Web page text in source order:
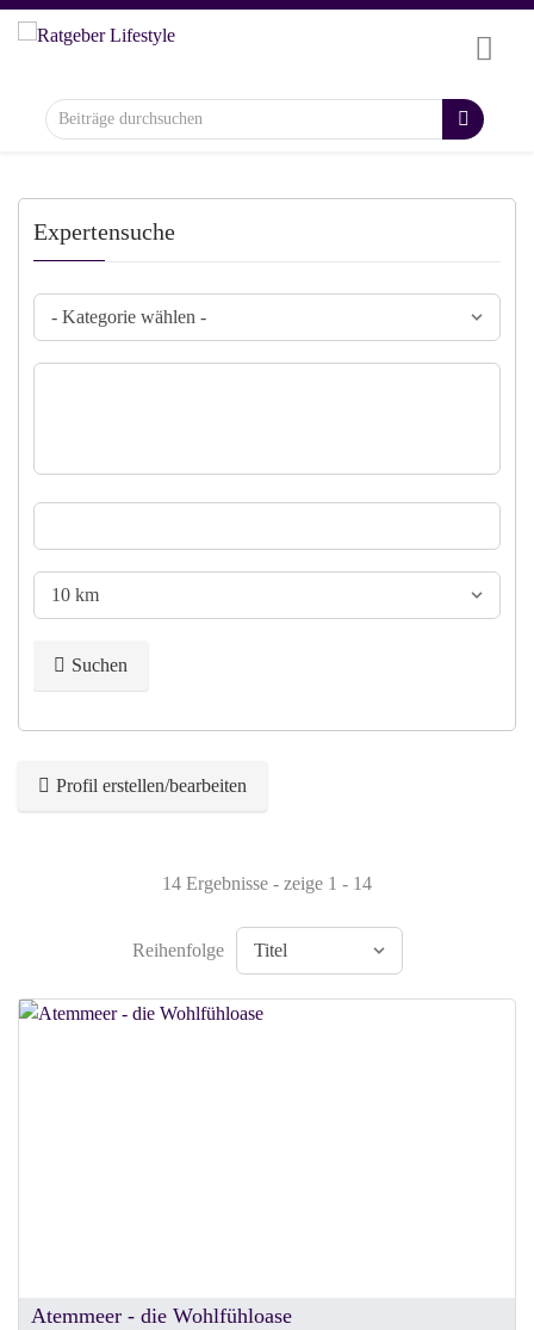
Expertensuche
Suchen
Profil erstellen/bearbeiten
14 Ergebnisse - zeige 1 - 14
Reihenfolge
Atemmeer - die Wohlfühloase